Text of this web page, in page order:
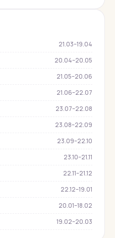
21.03–19.04
20.04–20.05
21.05–20.06
21.06–22.07
23.07–22.08
23.08–22.09
23.09–22.10
23.10–21.11
22.11–21.12
22.12–19.01
20.01–18.02
19.02–20.03